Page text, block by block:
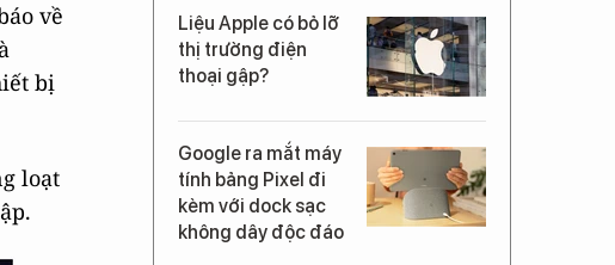
về
bị
loạt
Liệu Apple có bỏ lỡ
thị trường điện
thoại gập?
Google ra mắt máy
tính bảng Pixel đi
kèm với dock sạc
không dây độc đáo